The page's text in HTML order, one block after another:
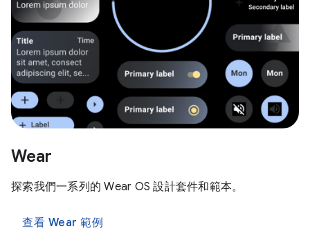
Wear
探索我們一系列的 Wear OS 設計套件和範本。
查看 Wear 範例